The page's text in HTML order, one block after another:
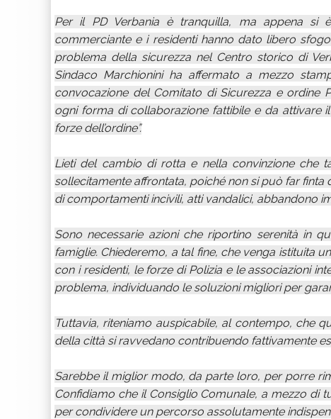
Per il PD Verbania è tranquilla, ma appena si
commerciante e i residenti hanno dato libero
problema della sicurezza nel Centro storico di
Sindaco Marchionini ha affermato a mezzo
convocazione del Comitato di Sicurezza e ordine
ogni forma di collaborazione fattibile e da attivare
forze dell’ordine”.
Lieti del cambio di rotta e nella convinzione che
sollecitamente affrontata, poiché non si può far
di comportamenti incivili, atti vandalici, abbandono
Sono necessarie azioni che riportino serenità in
famiglie. Chiederemo, a tal fine, che venga istituita
con i residenti, le forze di Polizia e le associazioni
problema, individuando le soluzioni migliori per
Tuttavia, riteniamo auspicabile, al contempo, che
della città si ravvedano contribuendo fattivamente
Sarebbe il miglior modo, da parte loro, per porre
Confidiamo che il Consiglio Comunale, a mezzo di
per condividere un percorso assolutamente